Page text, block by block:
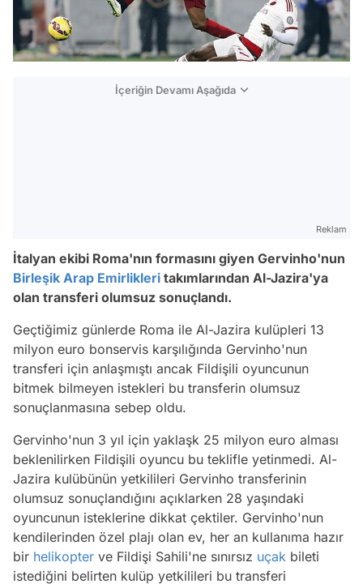
İçeriğin Devamı Aşağıda
Reklam
İtalyan ekibi Roma'nın formasını giyen Gervinho'nun
Birleşik Arap Emirlikleri takımlarından Al-Jazira'ya
olan transferi olumsuz sonuçlandı.
Geçtiğimiz günlerde Roma ile Al-Jazira kulüpleri 13
milyon euro bonservis karşılığında Gervinho'nun
transferi için anlaşmıştı ancak Fildişili oyuncunun
bitmek bilmeyen istekleri bu transferin olumsuz
sonuçlanmasına sebep oldu.
Gervinho'nun 3 yıl için yaklaşk 25 milyon euro alması
beklenilirken Fildişili oyuncu bu teklifle yetinmedi. Al-
Jazira kulübünün yetkilileri Gervinho transferinin
olumsuz sonuçlandığını açıklarken 28 yaşındaki
oyuncunun isteklerine dikkat çektiler. Gervinho'nun
kendilerinden özel plajı olan ev, her an kullanıma hazır
bir helikopter ve Fildişi Sahili'ne sınırsız uçak bileti
istediğini belirten kulüp yetkilileri bu transferi